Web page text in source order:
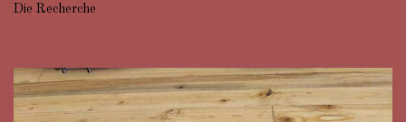
Die Recherche